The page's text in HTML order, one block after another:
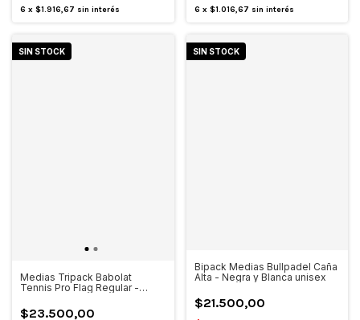
6 x $1.916,67 sin interés 6 x $1.016,67 sin interés
SIN STOCK
Medias Tripack Babolat
Tennis Pro Flag Regular -
$23.500,00
SIN STOCK
Bipack Medias Bullpadel Caña
Alta - Negra y Blanca unisex
$21.500,00